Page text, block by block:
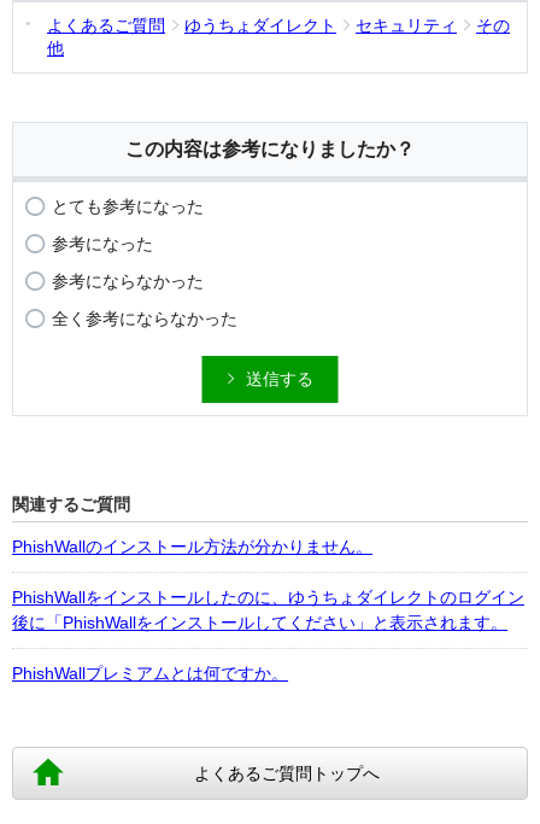
よくあるご質問 ゆうちょダイレクト セキュリティ
その
他
この内容は参考になりましたか？
とても参考になった
参考になった
参考にならなかった
全く参考にならなかった
送信する
関連するご質問
PhishWallのインストール方法が分かりません。
PhishWallをインストールしたのに、ゆうちょダイレクトのログイン
後に「PhishWallをインストールしてください」と表示されます。
PhishWallプレミアムとは何ですか。
よくあるご質問トップへ